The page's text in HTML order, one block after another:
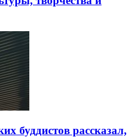
буддистов рассказал,